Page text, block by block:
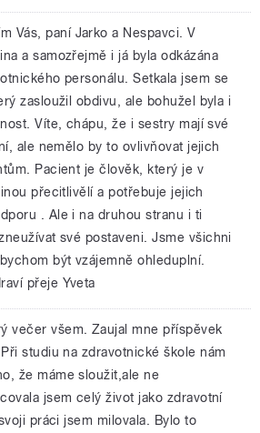
Vás, paní Jarko a Nespavci. V
a samozřejmě i já byla odkázána
personálu. Setkala jsem se
zasloužil obdivu, ale bohužel byla i
Víte, chápu, že i sestry mají své
ale nemělo by to ovlivňovat jejich
Pacient je člověk, který je v
přecitlivělí a potřebuje jejich
. Ale i na druhou stranu i ti
své postaveni. Jsme všichni
být vzájemně ohleduplní.
přeje Yveta
večer všem. Zaujal mne příspěvek
studiu na zdravotnické škole nám
že máme sloužit,ale ne
jsem celý život jako zdravotní
práci jsem milovala. Bylo to